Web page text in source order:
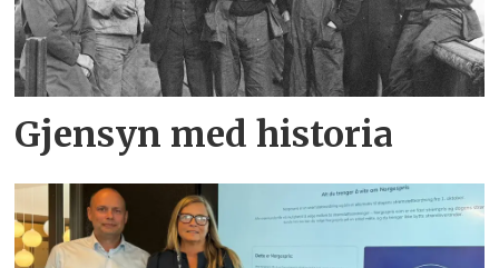
Gjensyn med historia